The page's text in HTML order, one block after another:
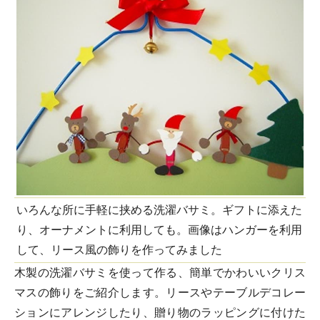
いろんな所に手軽に挟める洗濯バサミ。ギフトに添えた
り、オーナメントに利用しても。画像はハンガーを利用
して、リース風の飾りを作ってみました
木製の洗濯バサミを使って作る、簡単でかわいいクリス
マスの飾りをご紹介します。リースやテーブルデコレー
ションにアレンジしたり、贈り物のラッピングに付けた